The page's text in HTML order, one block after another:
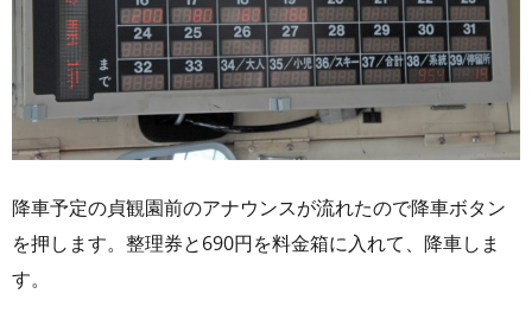
降車予定の貞観園前のアナウンスが流れたので降車ボタン
を押します。整理券と690円を料金箱に入れて、降車しま
す。